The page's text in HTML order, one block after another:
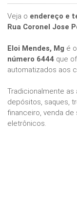
Veja o endereço e
Rua Coronel Jose
Eloi Mendes, Mg é
número 6444 que
automatizados aos
Tradicionalmente
depósitos, saques,
financeiro, venda
eletrônicos.